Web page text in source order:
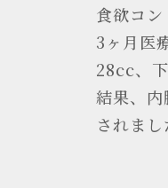
食欲コ
3ヶ月医
28cc、
結果、
されまし